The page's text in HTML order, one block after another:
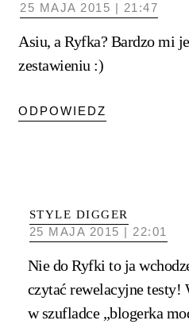
25 MAJA 2015 | 21:47
Asiu, a Ryfka? Bardzo mi
zestawieniu :)
ODPOWIEDZ
STYLE DIGGER
25 MAJA 2015 | 22:01
Nie do Ryfki to ja
czytać rewelacyjne testy!
w szufladce „blogerka